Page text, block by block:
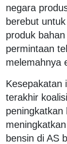
negara
berebut
produk
permintaan
melemahnya
Kesepakatan
terakhir
peningkatkan
bensin di AS